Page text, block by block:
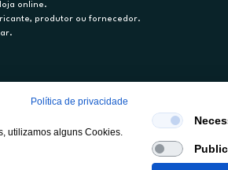
online.
produtor ou fornecedor.
e com exclusividade (registo BdP 2314.)
Política de privacidade
utilizamos alguns Cookies.